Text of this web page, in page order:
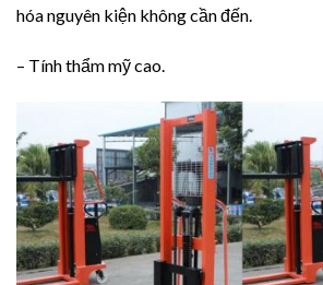
hóa nguyên kiện không cần đến.
– Tính thẩm mỹ cao.